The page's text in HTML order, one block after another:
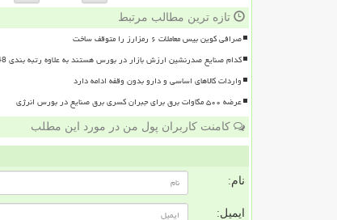
تازه ترین مطالب مرتبط
صرافی کوین بیس معاملات ۶ رمزارز را متوقف ساخت
کدام صنایع صدرنشین ارزش بازار در بورس هستند به علاوه رتبه بندی 48 صنعت بورسی
واردات کالاهای اساسی و دارو بدون وقفه ادامه دارد
عرضه ۵۰۰ مگاوات برق برای جبران کسری برق صنایع در بورس انرژی
کامنت کاربران پول من در مورد این مطلب
نام:
ایمیل: